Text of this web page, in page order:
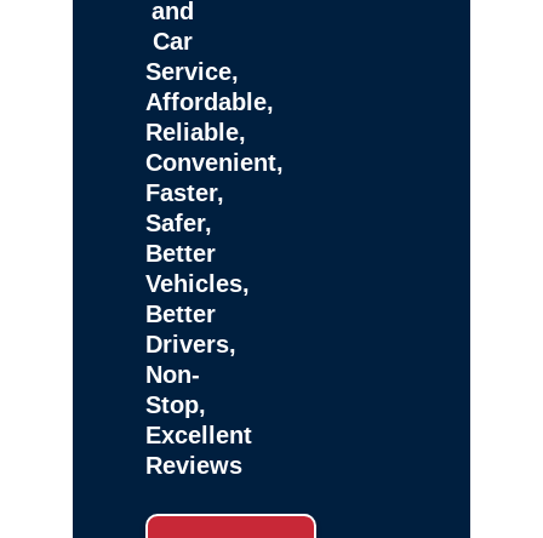
and
Car
Service,
Affordable,
Reliable,
Convenient,
Faster,
Safer,
Better
Vehicles,
Better
Drivers,
Non-
Stop,
Excellent
Reviews